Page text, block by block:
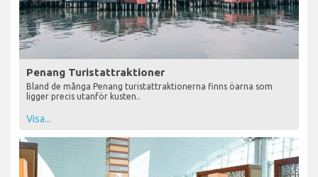
Penang Turistattraktioner
Bland de många Penang turistattraktionerna finns öarna som
ligger precis utanför kusten..
Visa...